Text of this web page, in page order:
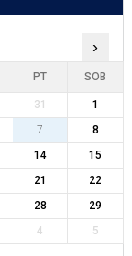
›
PT SOB
31
1
7
8
14
15
21
22
28
29
4 5